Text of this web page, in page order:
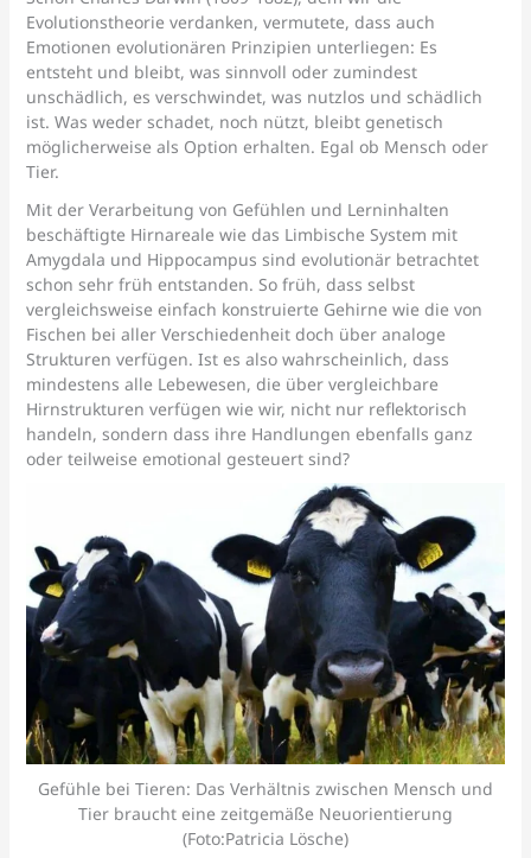
Evolutionstheorie verdanken, vermutete, dass auch
Emotionen evolutionären Prinzipien unterliegen: Es
entsteht und bleibt, was sinnvoll oder zumindest
unschädlich, es verschwindet, was nutzlos und schädlich
ist. Was weder schadet, noch nützt, bleibt genetisch
möglicherweise als Option erhalten. Egal ob Mensch oder
Tier.
Mit der Verarbeitung von Gefühlen und Lerninhalten
beschäftigte Hirnareale wie das Limbische System mit
Amygdala und Hippocampus sind evolutionär betrachtet
schon sehr früh entstanden. So früh, dass selbst
vergleichsweise einfach konstruierte Gehirne wie die von
Fischen bei aller Verschiedenheit doch über analoge
Strukturen verfügen. Ist es also wahrscheinlich, dass
mindestens alle Lebewesen, die über vergleichbare
Hirnstrukturen verfügen wie wir, nicht nur reflektorisch
handeln, sondern dass ihre Handlungen ebenfalls ganz
oder teilweise emotional gesteuert sind?
Gefühle bei Tieren: Das Verhältnis zwischen Mensch und
Tier braucht eine zeitgemäße Neuorientierung
(Foto:Patricia Lösche)